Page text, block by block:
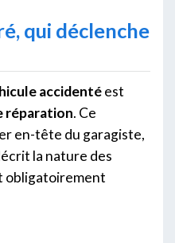
qui déclenche
accidentéest
réparation. Ce
en-tête du garagiste,
la nature des
obligatoirement